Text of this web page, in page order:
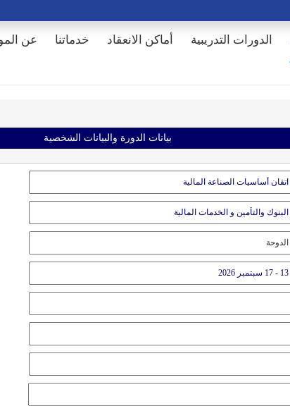
عن خدماتنا أماكن الانعقاد الدورات التدريبية
بيانات الدورة والبيانات الشخصية